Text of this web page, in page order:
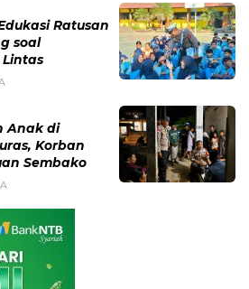
Ratusan
soal
Anak di
Korban
Sembako